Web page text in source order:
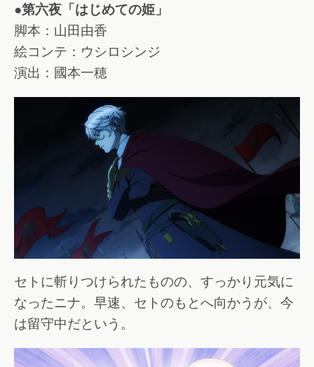
●第六夜「はじめての姫」
脚本：山田由香
絵コンテ：ウシロシンジ
演出：國本一穂
セトに斬りつけられたものの、すっかり元気に
なったニナ。早速、セトのもとへ向かうが、今
は留守中だという。